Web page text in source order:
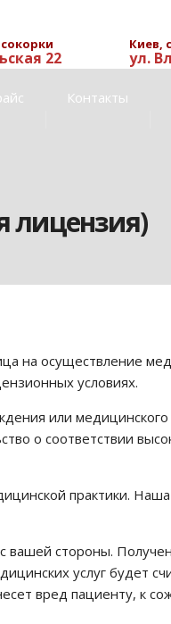
Киев,
ул.
22
Контакты
лицензия)
на осуществление
условиях.
или
о соответствии
практики.
стороны.
услуг будет
вред пациенту, к